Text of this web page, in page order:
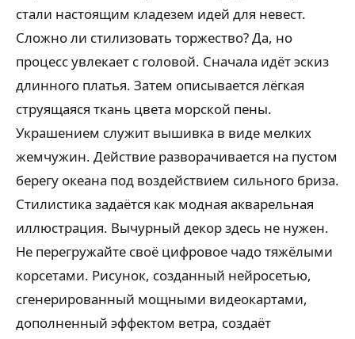
стали настоящим кладезем идей для невест.
Сложно ли стилизовать торжество? Да, но
процесс увлекает с головой. Сначала идёт эскиз
длинного платья. Затем описывается лёгкая
струящаяся ткань цвета морской пены.
Украшением служит вышивка в виде мелких
жемчужин. Действие разворачивается на пустом
берегу океана под воздействием сильного бриза.
Стилистика задаётся как модная акварельная
иллюстрация. Вычурный декор здесь не нужен.
Не перегружайте своё цифровое чадо тяжёлыми
корсетами. Рисунок, созданный нейросетью,
сгенерированный мощными видеокартами,
дополненный эффектом ветра, создаёт